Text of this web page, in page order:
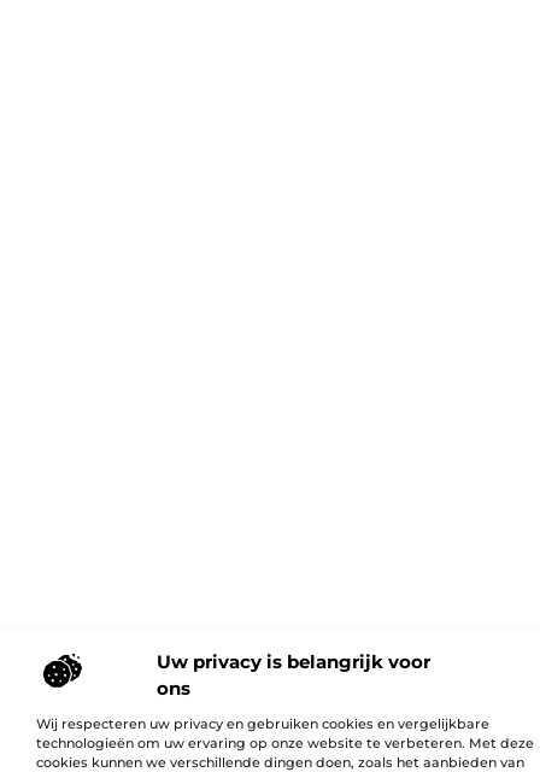
Uw privacy is belangrijk voor
ons
Wij respecteren uw privacy en gebruiken cookies en vergelijkbare
technologieën om uw ervaring op onze website te verbeteren. Met deze
cookies kunnen we verschillende dingen doen, zoals het aanbieden van